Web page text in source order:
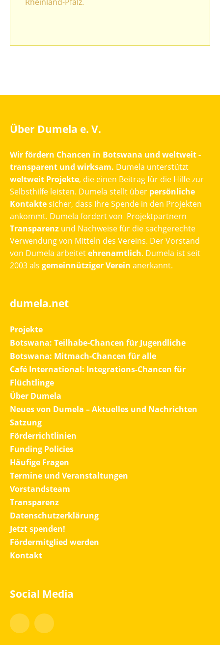
Über Dumela e. V.
Wir fördern Chancen in Botswana und weltweit -
transparent und wirksam. Dumela unterstützt
weltweit Projekte, die einen Beitrag für die Hilfe zur
Selbsthilfe leisten. Dumela stellt über persönliche
Kontaktesicher, dass Ihre Spende in den Projekten
ankommt. Dumela fordert von Projektpartnern
Transparenz und Nachweise für die sachgerechte
Verwendung von Mitteln des Vereins. Der Vorstand
von Dumela arbeitetehrenamtlich. Dumela ist seit
2003 als gemeinnütziger Verein anerkannt.
dumela.net
Projekte
Botswana: Teilhabe-Chancen für Jugendliche
Botswana: Mitmach-Chancen für alle
Café International: Integrations-Chancen für
Flüchtlinge
Über Dumela
Neues von Dumela – Aktuelles und Nachrichten
Satzung
Förderrichtlinien
Funding Policies
Häufige Fragen
Termine und Veranstaltungen
Vorstandsteam
Transparenz
Datenschutzerklärung
Jetzt spenden!
Fördermitglied werden
Kontakt
Social Media
Facebook